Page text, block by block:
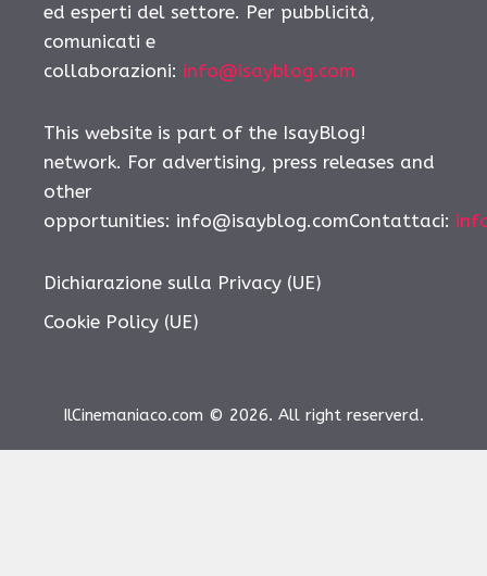
ed esperti del settore. Per pubblicità,
comunicati e
collaborazioni: info@isayblog.com
This website is part of the IsayBlog!
network. For advertising, press releases and
other
opportunities: info@isayblog.comContattaci:
Dichiarazione sulla Privacy (UE)
Cookie Policy (UE)
IlCinemaniaco.com © 2026. All right reserverd.